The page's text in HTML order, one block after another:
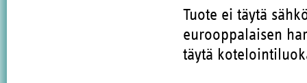
Tuote ei täytä
eurooppalaisen
täytä